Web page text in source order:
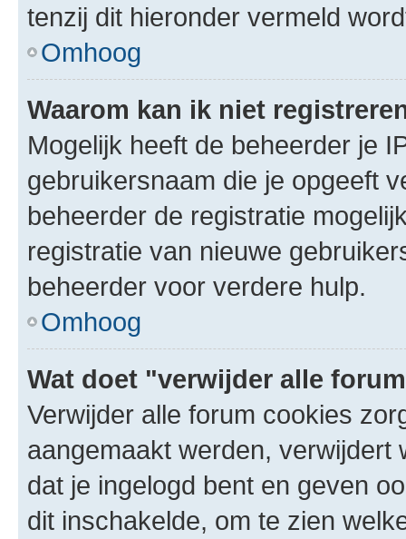
tenzij dit hieronder vermeld
Omhoog
Waarom kan ik niet
Mogelijk heeft de beheerder je
gebruikersnaam die je opgeeft
beheerder de registratie
registratie van nieuwe
beheerder voor verdere hulp.
Omhoog
Wat doet "verwijder alle
Verwijder alle forum cookies
aangemaakt werden,
dat je ingelogd bent en geven
dit inschakelde, om te zien